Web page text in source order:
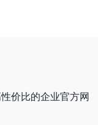
价比的企业官方网